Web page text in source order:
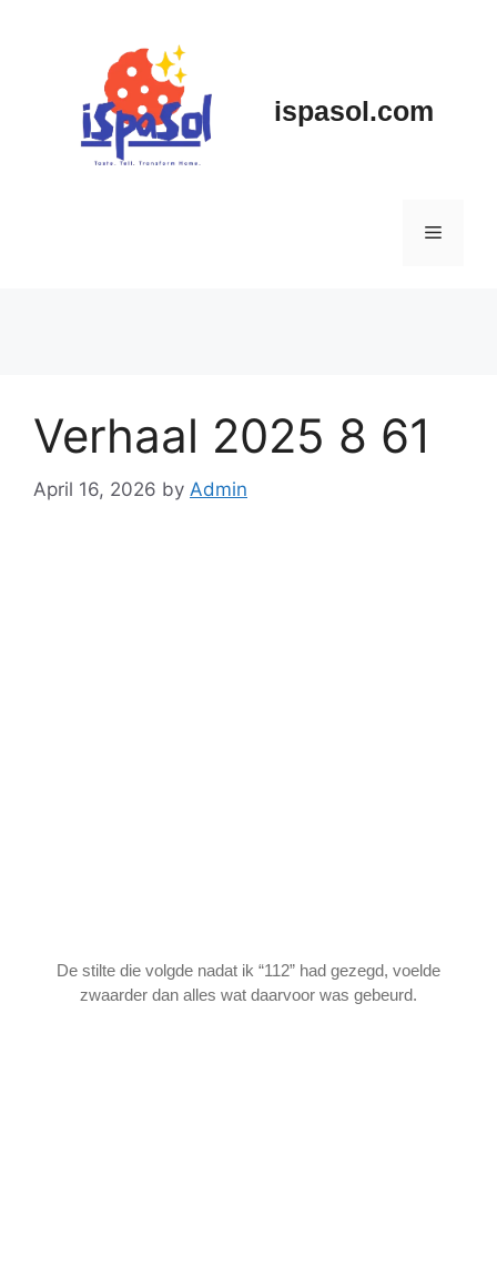
ispasol.com
Menu
Verhaal 2025 8 61
April 16, 2026 by Admin
De stilte die volgde nadat ik “112” had gezegd, voelde
zwaarder dan alles wat daarvoor was gebeurd.